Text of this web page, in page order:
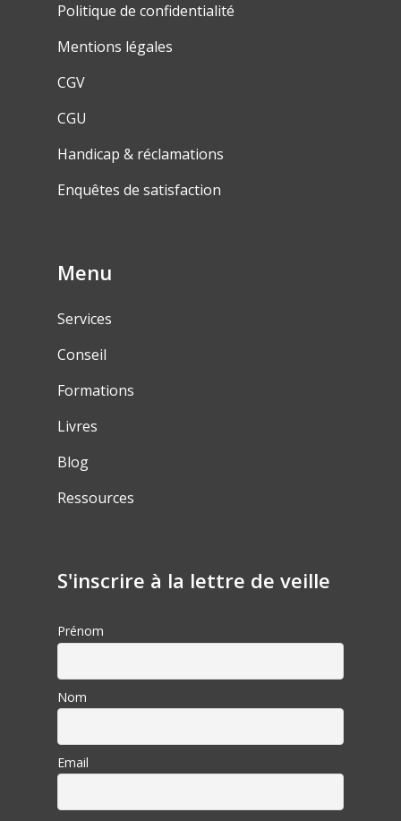
Politique de confidentialité
Mentions légales
CGV
CGU
Handicap & réclamations
Enquêtes de satisfaction
Menu
Services
Conseil
Formations
Livres
Blog
Ressources
S'inscrire à la lettre de veille
Prénom
Nom
Email